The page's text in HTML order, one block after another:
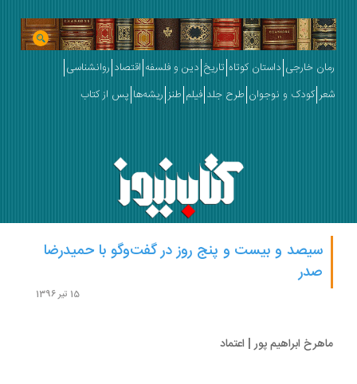
خارجی داستان کوتاه تاریخ دین و فلسفه اقتصاد روانشناسی
کودک و نوجوان طرح جلد فیلم طنز ریشه‌ها پس از کتاب
سیصد و بیست و پنج روز در گفت‌وگو با حمیدرضا
ابراهیم پور | اعتماد